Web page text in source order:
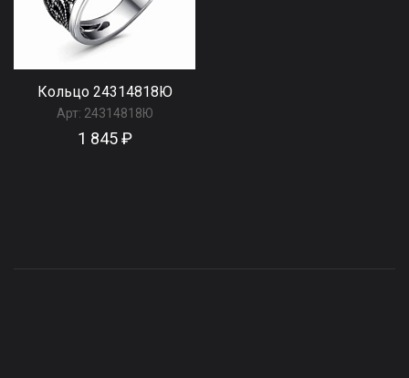
Кольцо 24314818Ю
Арт: 24314818Ю
1 845 ₽